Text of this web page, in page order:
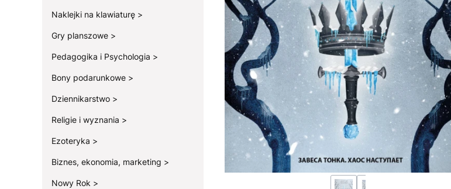
Naklejki na klawiaturę
Gry planszowe
Pedagogika i Psychologia
Bony podarunkowe
Dziennikarstwo
Religie i wyznania
Ezoteryka
Biznes, ekonomia, marketing
Nowy Rok